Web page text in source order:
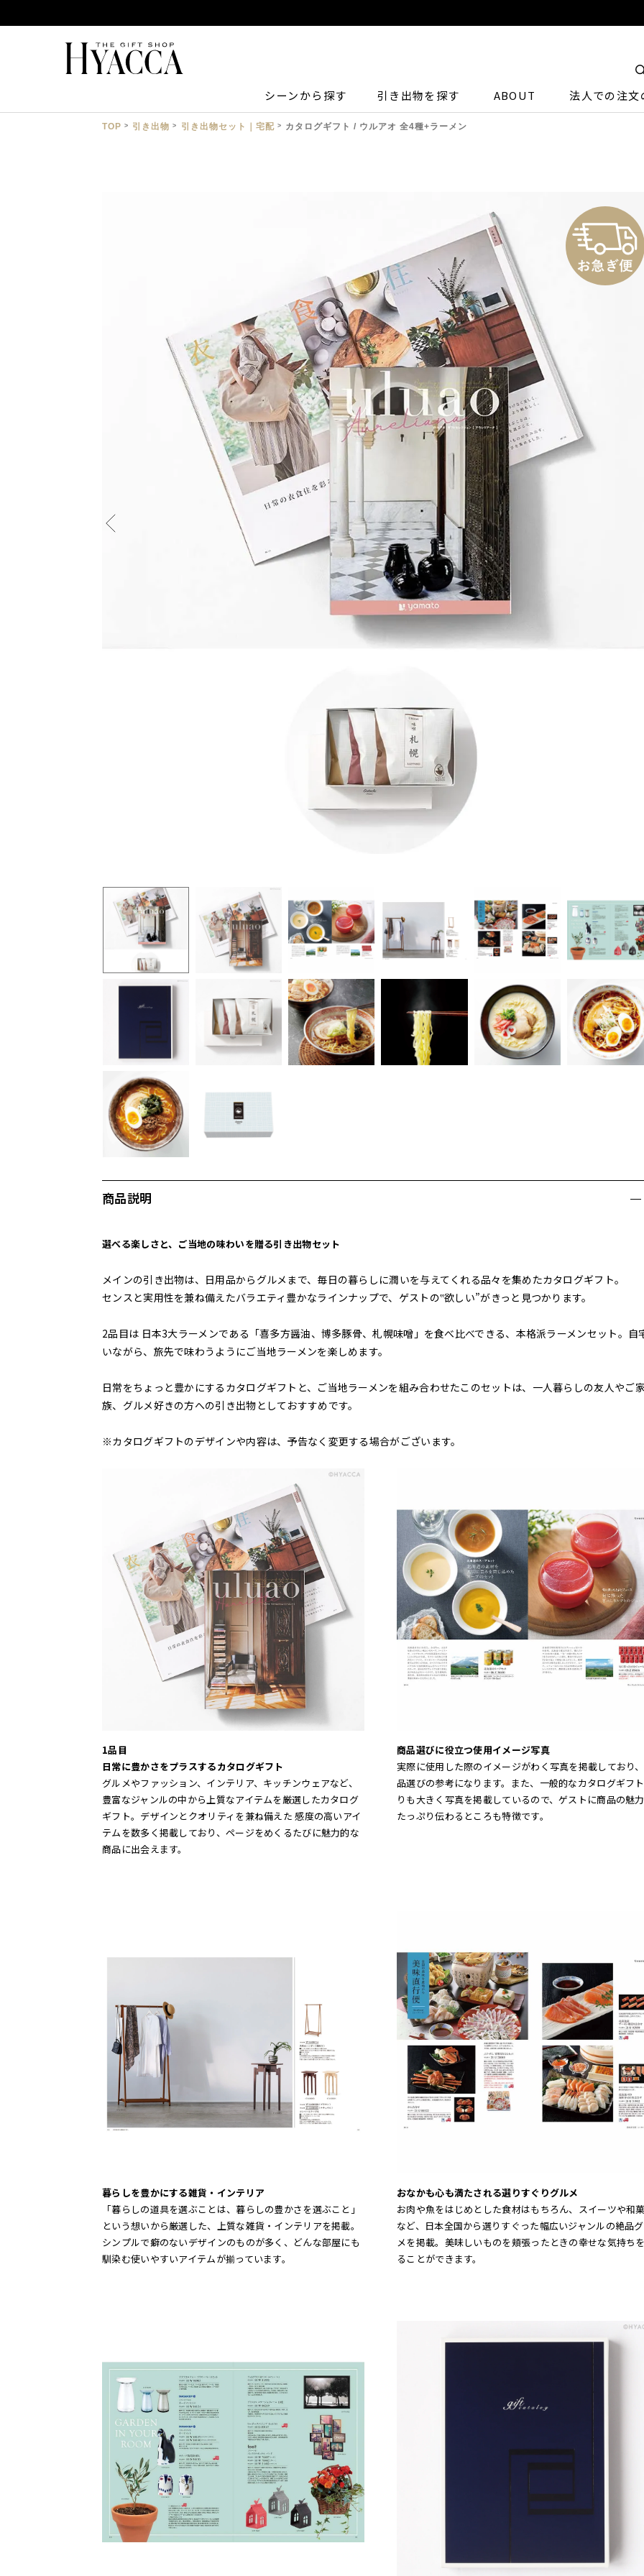
シーンから探す 引き出物を探す ABOUT 法人での注文
TOP 引き出物 引き出物セット｜宅配 カタログギフト / ウルアオ 全4種+ラーメン
商品説明
選べる楽しさと、ご当地の味わいを贈る引き出物セット
メインの引き出物は、日用品からグルメまで、毎日の暮らしに潤いを与えてくれる品々を集めたカタログギフト。
センスと実用性を兼ね備えたバラエティ豊かなラインナップで、ゲストの‟欲しい”がきっと見つかります。
2品目は 日本3大ラーメンである「喜多方醤油、博多豚骨、札幌味噌」を食べ比べできる、本格派ラーメンセット。自
いながら、旅先で味わうようにご当地ラーメンを楽しめます。
日常をちょっと豊かにするカタログギフトと、ご当地ラーメンを組み合わせたこのセットは、一人暮らしの友人やご
族、グルメ好きの方への引き出物としておすすめです。
※カタログギフトのデザインや内容は、予告なく変更する場合がございます。
1品目
日常に豊かさをプラスするカタログギフト
グルメやファッション、インテリア、キッチンウェアなど、
豊富なジャンルの中から上質なアイテムを厳選したカタログ
ギフト。デザインとクオリティを兼ね備えた 感度の高いアイ
テムを数多く掲載しており、ページをめくるたびに魅力的な
商品に出会えます。
商品選びに役立つ使用イメージ写真
実際に使用した際のイメージがわく写真を掲載しており
品選びの参考になります。また、一般的なカタログギフ
りも大きく写真を掲載しているので、ゲストに商品の魅
たっぷり伝わるところも特徴です。
暮らしを豊かにする雑貨・インテリア
「暮らしの道具を選ぶことは、暮らしの豊かさを選ぶこと」
という想いから厳選した、上質な雑貨・インテリアを掲載。
シンプルで癖のないデザインのものが多く、どんな部屋にも
馴染む使いやすいアイテムが揃っています。
おなかも心も満たされる選りすぐりグルメ
お肉や魚をはじめとした食材はもちろん、スイーツや和
など、日本全国から選りすぐった幅広いジャンルの絶品
メを掲載。美味しいものを頬張ったときの幸せな気持ち
ることができます。